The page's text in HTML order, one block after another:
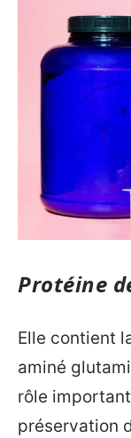
Protéine
Elle contient
aminé
rôle
préservation